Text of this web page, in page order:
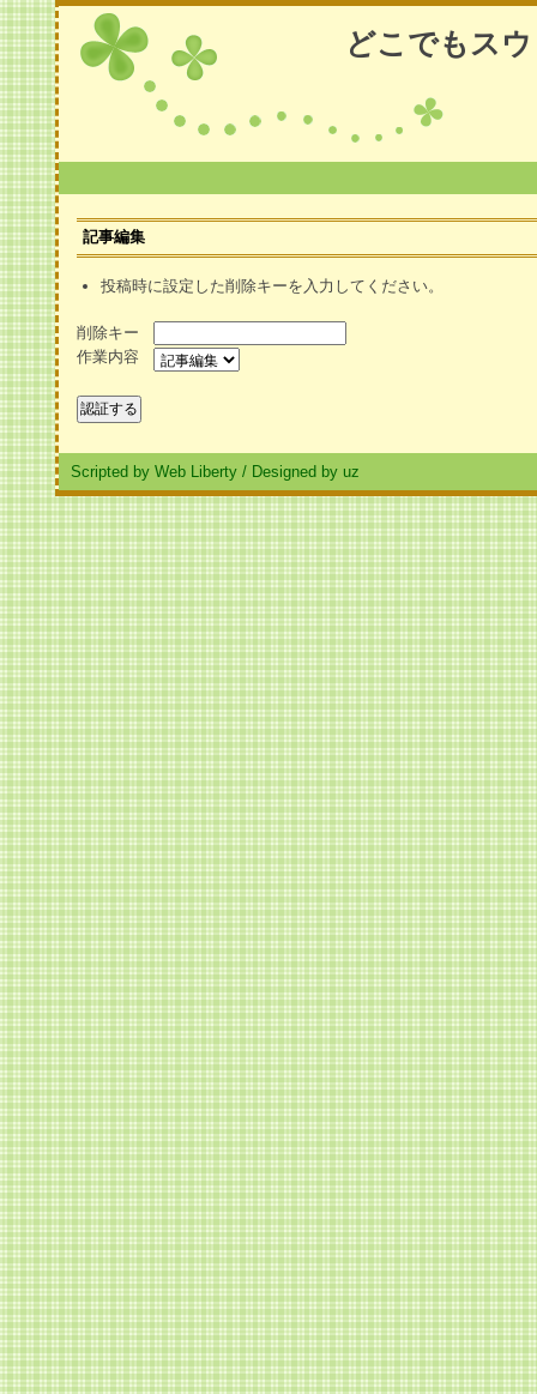
どこでもス
記事編集
投稿時に設定した削除キーを入力してください。
削除キー
作業内容
Scripted by Web Liberty / Designed by uz